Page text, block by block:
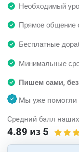
Необходимый
Прямое общение
Бесплатные
Минимальные
Пишем сами,
Мы уже помогли
Средний балл
4.89 из 5